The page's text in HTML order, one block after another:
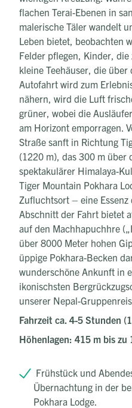
flachen Terai-Ebenen in
malerische Täler wandelt
Leben bietet, beobachten
Felder pflegen, Kinder,
kleine Teehäuser, die
Autofahrt wird zum
nähern, wird die Luft
grüner, wobei die
am Horizont emporragen.
Straße sanft in Richtung
(1220 m), das 300 m über
spektakulärer Himalaya-
Tiger Mountain Pokhara
Zufluchtsort – eine Essenz
Abschnitt der Fahrt bietet
auf den Machhapuchhre
über 8000 Meter hohen
üppige Pokhara-Becken
wunderschöne Ankunft in
ikonischsten
unserer Nepal-
Fahrzeit ca. 4-5 Stunden
Höhenlagen:
Frühstück und
Übernachtung in der
Pokhara Lodge.